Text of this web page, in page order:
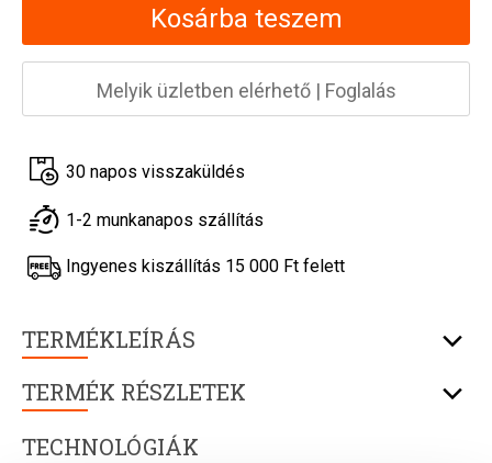
TERMÉKLEÍRÁS
TERMÉK RÉSZLETEK
TECHNOLÓGIÁK
Kosárba teszem
Melyik üzletben elérhető| Foglalás
30 napos visszaküldés
1-2 munkanapos szállítás
Ingyenes kiszállítás 15 000 Ft felett